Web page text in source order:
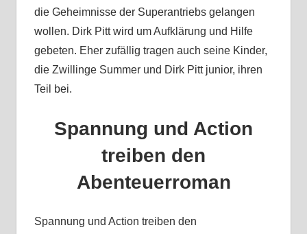
die Geheimnisse der Superantriebs gelangen
wollen. Dirk Pitt wird um Aufklärung und Hilfe
gebeten. Eher zufällig tragen auch seine Kinder,
die Zwillinge Summer und Dirk Pitt junior, ihren
Teil bei.
Spannung und Action
treiben den
Abenteuerroman
Spannung und Action treiben den